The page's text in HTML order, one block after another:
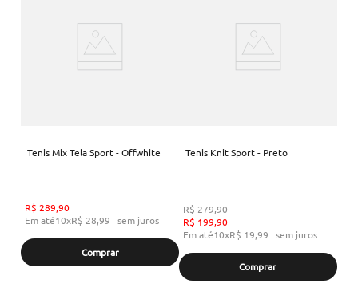
Tenis Mix Tela Sport - Offwhite
R$ 289,90
Em até10xR$ 28,99 sem juros
Comprar
Tenis Knit Sport - Preto
R$279,90
R$ 199,90
Em até10xR$ 19,99 sem juros
Comprar